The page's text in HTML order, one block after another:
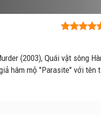
(2003), Quái vật sông
hâm mộ "Parasite" với tên